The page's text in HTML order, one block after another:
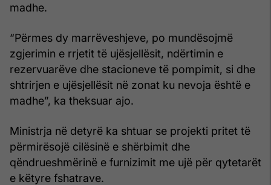
madhe.
“Përmes dy marrëveshjeve, po mundësojmë
zgjerimin e rrjetit të ujësjellësit, ndërtimin e
rezervuarëve dhe stacioneve të pompimit, si dhe
shtrirjen e ujësjellësit në zonat ku nevoja është e
madhe”, ka theksuar ajo.
Ministrja në detyrë ka shtuar se projekti pritet të
përmirësojë cilësinë e shërbimit dhe
qëndrueshmërinë e furnizimit me ujë për qytetarët
e këtyre fshatrave.